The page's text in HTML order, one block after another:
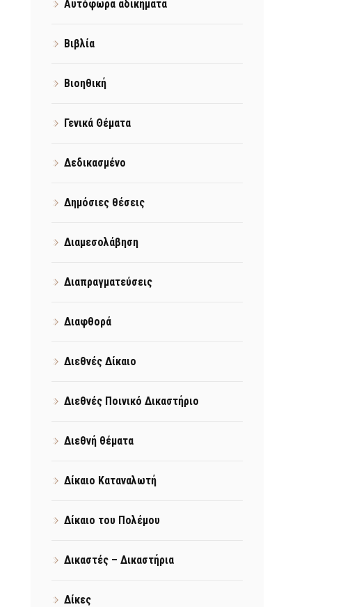
Αυτόφωρα αδικήματα
Βιβλία
Βιοηθική
Γενικά Θέματα
Δεδικασμένο
Δημόσιες θέσεις
Διαμεσολάβηση
Διαπραγματεύσεις
Διαφθορά
Διεθνές Δίκαιο
Διεθνές Ποινικό Δικαστήριο
Διεθνή θέματα
Δίκαιο Καταναλωτή
Δίκαιο του Πολέμου
Δικαστές – Δικαστήρια
Δίκες